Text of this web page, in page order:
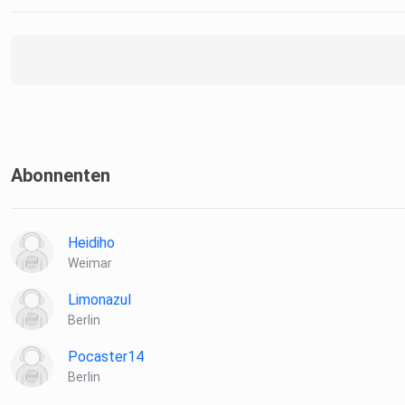
Abonnenten
Heidiho
Weimar
Limonazul
Berlin
Pocaster14
Berlin